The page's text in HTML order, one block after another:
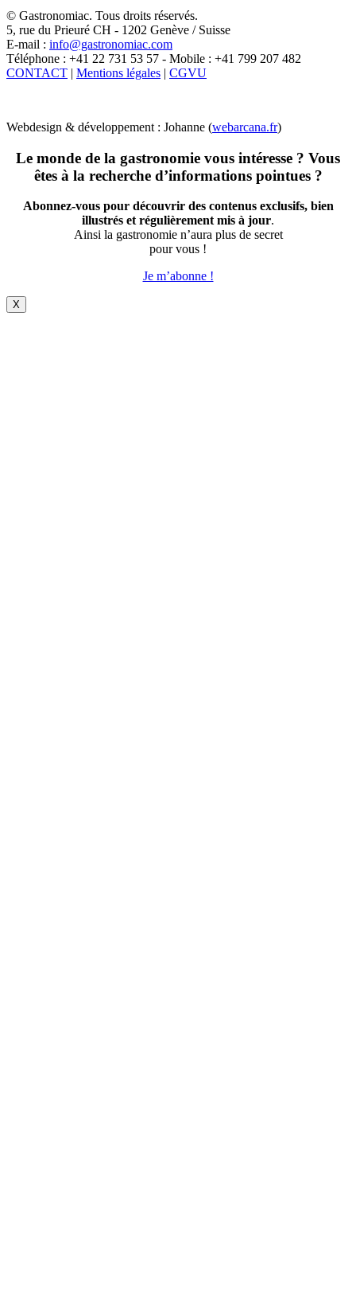
X
© Gastronomiac. Tous droits réservés.
5, rue du Prieuré CH - 1202 Genève / Suisse
E-mail : info@gastronomiac.com
Téléphone : +41 22 731 53 57 - Mobile : +41 799 207 482
CONTACT | Mentions légales | CGVU
Webdesign & développement : Johanne (webarcana.fr)
Le monde de la gastronomie vous intéresse ? Vous
êtes à la recherche d’informations pointues ?
Abonnez-vous pour découvrir des contenus exclusifs, bien
illustrés et régulièrement mis à jour.
Ainsi la gastronomie n’aura plus de secret
pour vous !
Je m’abonne !
X